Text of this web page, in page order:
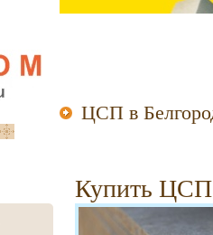
ЦСП в
Купить ЦСП